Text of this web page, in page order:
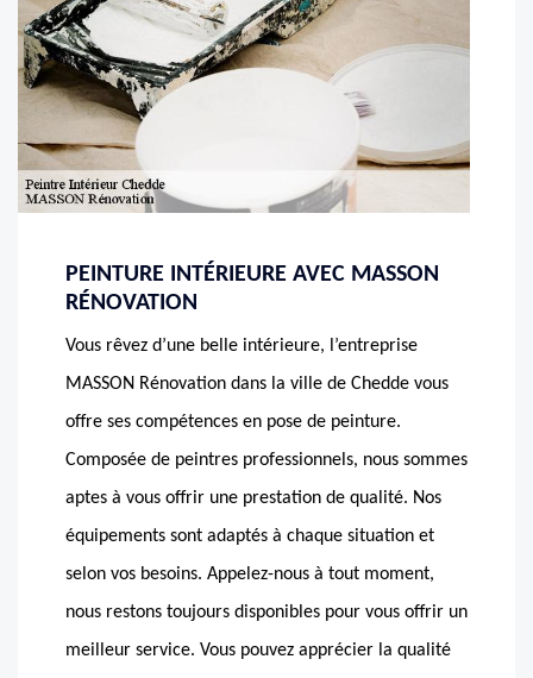
PEINTURE INTÉRIEURE AVEC MASSON
RÉNOVATION
Vous rêvez d’une belle intérieure, l’entreprise
MASSON Rénovation dans la ville de Chedde vous
offre ses compétences en pose de peinture.
Composée de peintres professionnels, nous sommes
aptes à vous offrir une prestation de qualité. Nos
équipements sont adaptés à chaque situation et
selon vos besoins. Appelez-nous à tout moment,
nous restons toujours disponibles pour vous offrir un
meilleur service. Vous pouvez apprécier la qualité